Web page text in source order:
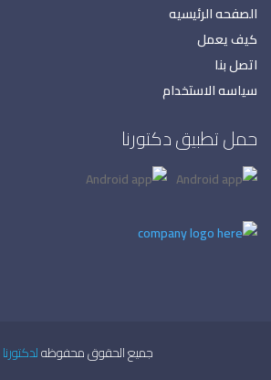
الصفحه الرئيسيه
كيف يعمل
اتصل بنا
سياسه الاستخدام
حمل تطبيق دكتورنا
جميع الحقوق محفوظهلدكتورنا